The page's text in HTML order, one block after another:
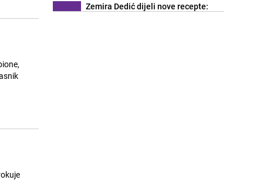
7
Zemira Dedić dijeli nove recepte: